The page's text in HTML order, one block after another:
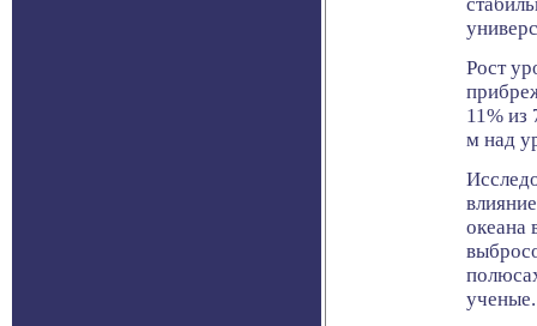
Рост
11%
м над
океана
ученые.